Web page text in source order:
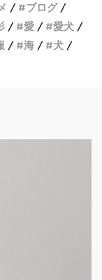
ブログ
愛
愛犬
海
犬